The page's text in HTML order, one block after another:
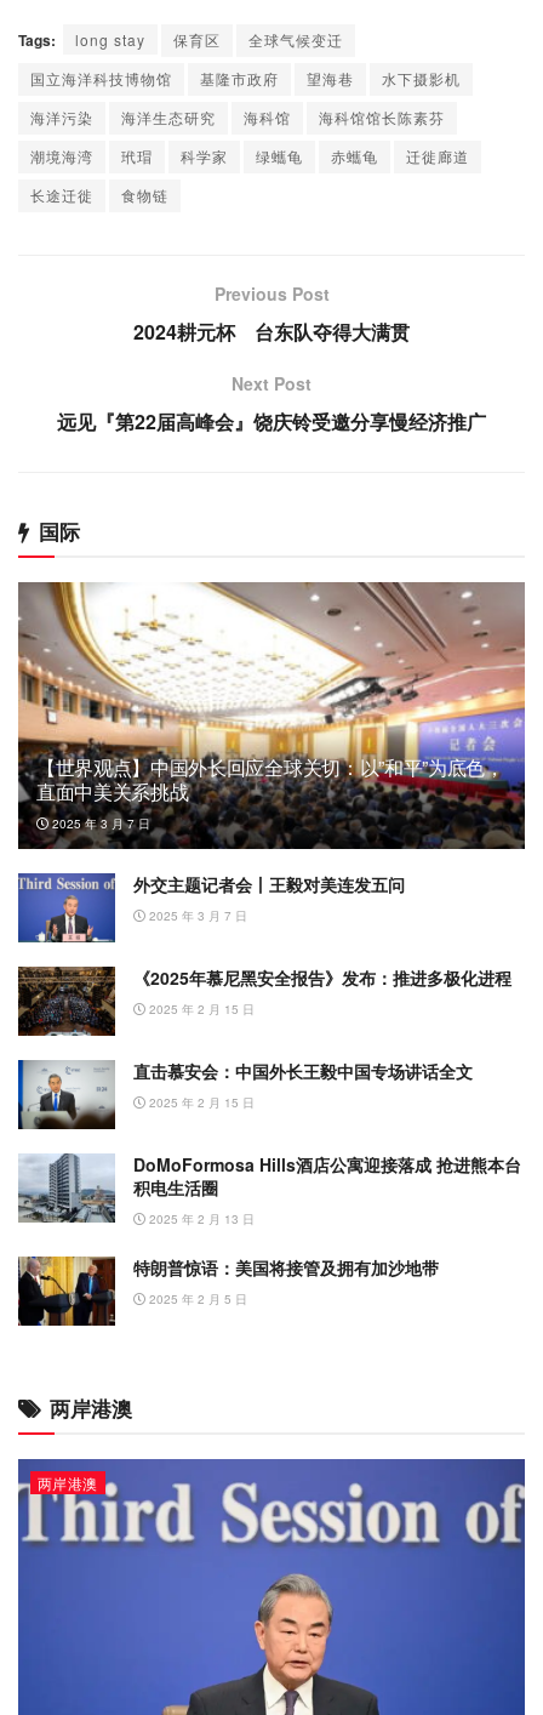
Tags: long stay 保育区
全球气候变迁
国立海洋科技博物馆
基隆市政府 望海巷
水下摄影机
海洋污染
海洋生态研究 海科馆
海科馆馆长陈素芬
潮境海湾
玳瑁 科学家 绿蠵龟 赤蠵龟
迁徙廊道
长途迁徙
食物链
Previous Post
2024耕元杯 台东队夺得大满贯
Next Post
远见『第22届高峰会』饶庆铃受邀分享慢经济推广
国际
【世界观点】中国外长回应全球关切：以”和平”为底色，
直面中美关系挑战
2025 年 3 月 7 日
外交主题记者会丨王毅对美连发五问
2025 年 3 月 7 日
《2025年慕尼黑安全报告》发布：推进多极化进程
2025 年 2 月 15 日
直击慕安会：中国外长王毅中国专场讲话全文
2025 年 2 月 15 日
DoMoFormosa Hills酒店公寓迎接落成 抢进熊本台
积电生活圈
2025 年 2 月 13 日
特朗普惊语：美国将接管及拥有加沙地带
2025 年 2 月 5 日
两岸港澳
两岸港澳